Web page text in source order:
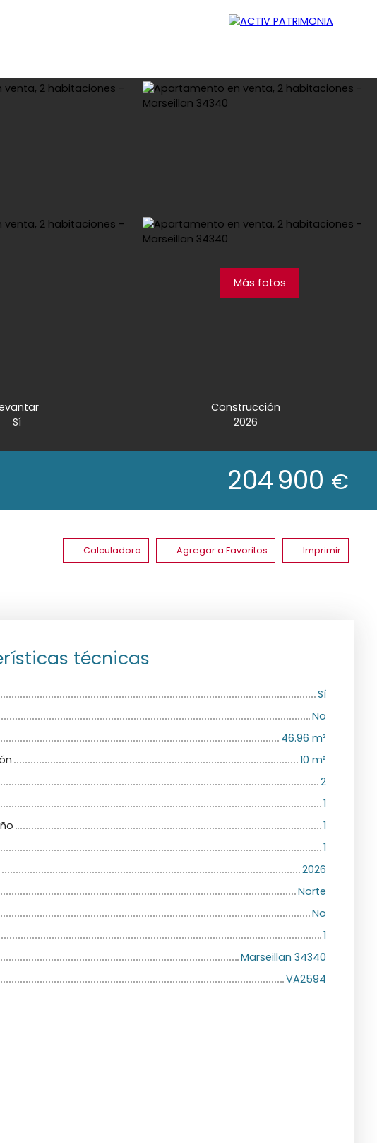
Más fotos
Sí
Construcción
2026
204 900 €
Calculadora Agregar a Favoritos Imprimir
técnicas
Sí
No
46.96 m²
10 m²
2
1
1
1
2026
Norte
No
1
Marseillan 34340
VA2594